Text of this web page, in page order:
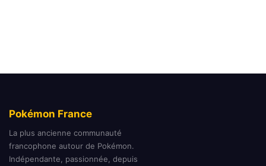
Pokémon France
La plus ancienne communauté
francophone autour de Pokémon.
Indépendante, passionnée, depuis